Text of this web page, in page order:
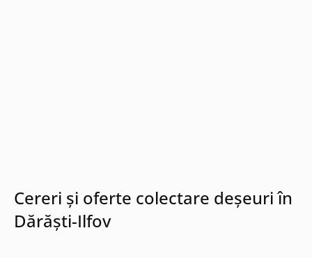
Cereri și oferte colectare deșeuri în
Dărăşti-Ilfov